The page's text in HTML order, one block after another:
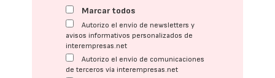
Marcar todos
Autorizo el envío de newsletters y
avisos informativos personalizados de
interempresas.net
Autorizo el envío de comunicaciones
de terceros vía interempresas.net